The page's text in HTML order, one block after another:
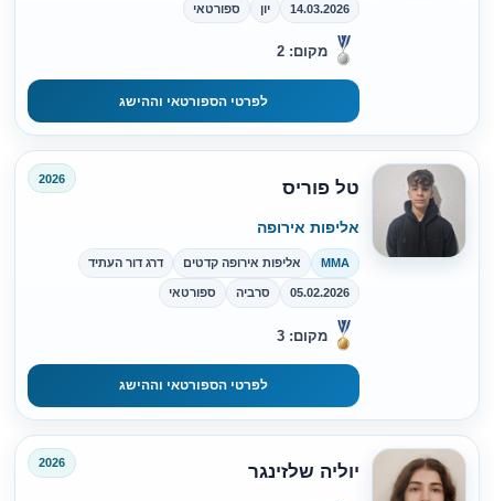
14.03.2026 יון ספורטאי
מקום: 2
לפרטי הספורטאי וההישג
טל פוריס 2026
אליפות אירופה
MMA אליפות אירופה קדטים דרג דור העתיד
05.02.2026 סרביה ספורטאי
מקום: 3
לפרטי הספורטאי וההישג
יוליה שלזינגר 2026